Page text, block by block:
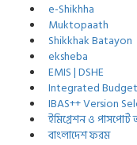
e-Shikhha
Muktopaath
Shikkhak Batayon
eksheba
EMIS | DSHE
Integrated
IBAS++ Version
ইমিগ্রেশন ও পাসপোর্ট
বাংলাদেশ ফরম